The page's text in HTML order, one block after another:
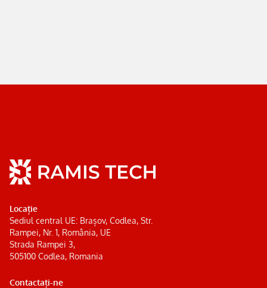
Locație
Sediul central UE: Brașov, Codlea, Str.
Rampei, Nr. 1, România, UE
Strada Rampei 3,
505100 Codlea, Romania
Contactați-ne